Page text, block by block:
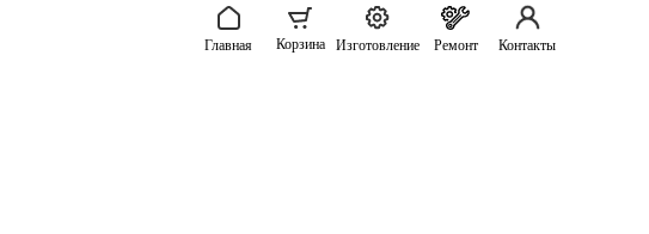
Главная Корзина Изготовление Ремонт Контакты